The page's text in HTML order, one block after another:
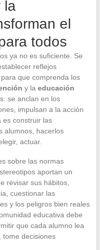
la
el
todos
ya no es suficiente. Se
reflejos
que comprenda los
y la educación
se anclan en los
impulsan a la acción
es construir las
alumnos, hacerlos
actuar.
sobre las normas
aportan un
revisar sus hábitos,
cuestionar las
y los peligros bien reales
educativa debe
que cada alumno lea
tome decisiones